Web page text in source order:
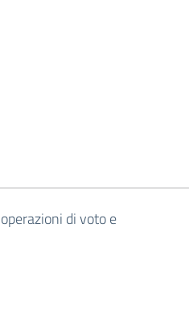
di voto e